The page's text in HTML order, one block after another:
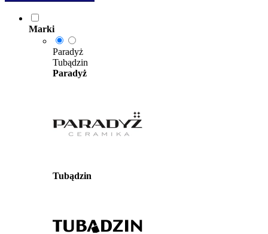
Marki
Paradyż
Tubądzin
Paradyż
Tubądzin